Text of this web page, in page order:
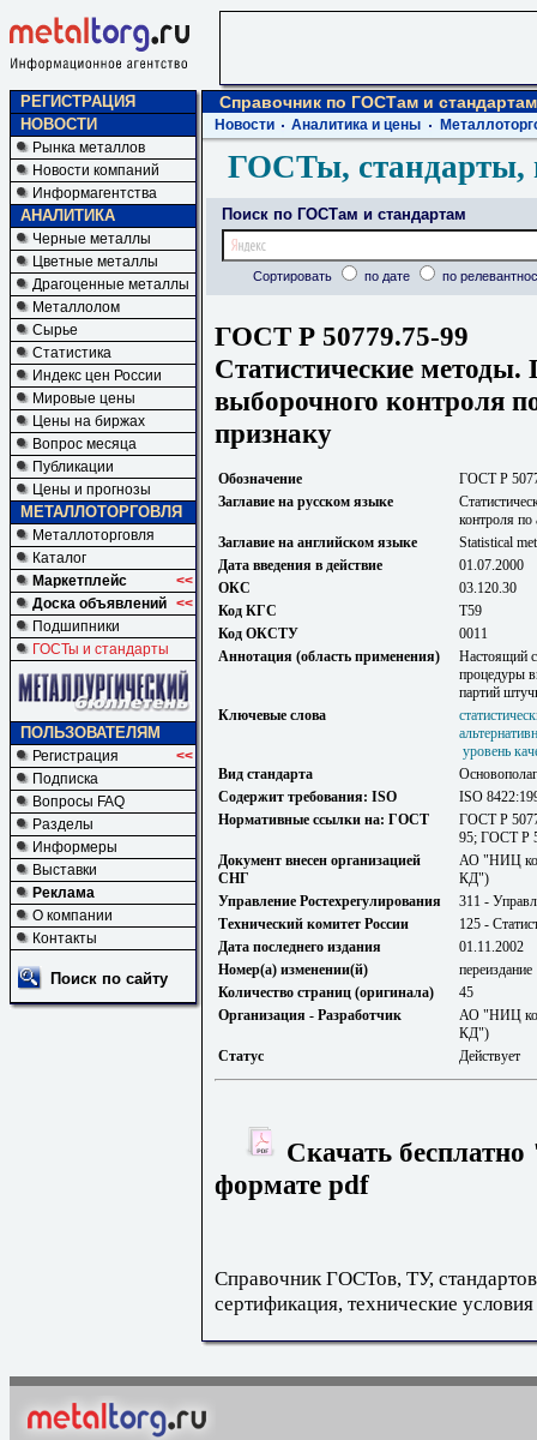
РЕГИСТРАЦИЯ
НОВОСТИ
Рынка металлов
Новости компаний
Информагентства
АНАЛИТИКА
Черные металлы
Цветные металлы
Драгоценные металлы
Металлолом
Сырье
Статистика
Индекс цен России
Мировые цены
Цены на биржах
Вопрос месяца
Публикации
Цены и прогнозы
МЕТАЛЛОТОРГОВЛЯ
Металлоторговля
Каталог
Маркетплейс
<<
Доска объявлений <<
Подшипники
ГОСТы и стандарты
ПОЛЬЗОВАТЕЛЯМ
Регистрация
<<
Подписка
Вопросы FAQ
Разделы
Информеры
Выставки
Реклама
О компании
Контакты
Поиск по сайту
Справочник по ГОСТам и стандартам
Новости Аналитика и цены
ГОСТы, стандарты,
Поиск по ГОСТам и стандартам
Сортировать по дате по
ГОСТ Р 50779.75-99
Статистические
выборочного контроля
признаку
Обозначение
ГОСТ Р
Заглавие на русском языке
контроля по
Заглавие на английском языке
Statistical
Дата введения в действие
01.07.2000
ОКС
03.120.30
Код КГС
Т59
Код ОКСТУ
0011
Аннотация (область применения)
Настоящий
процедуры
партий
Ключевые слова
уровень
Вид стандарта
Содержит требования: ISO
ISO
Нормативные ссылки на: ГОСТ
ГОСТ Р
95; ГОСТ Р
Документ внесен организацией
СНГ
АО "НИЦ
КД")
Управление Ростехрегулирования
311 -
Технический комитет России
125 -
Дата последнего издания
01.11.2002
Номер(а) изменении(й)
переиздание
Количество страниц (оригинала)
45
Организация - Разработчик
АО "НИЦ
КД")
Статус
Действует
Скачать
формате pdf
Справочник ГОСТов, ТУ,
сертификация, технические условия